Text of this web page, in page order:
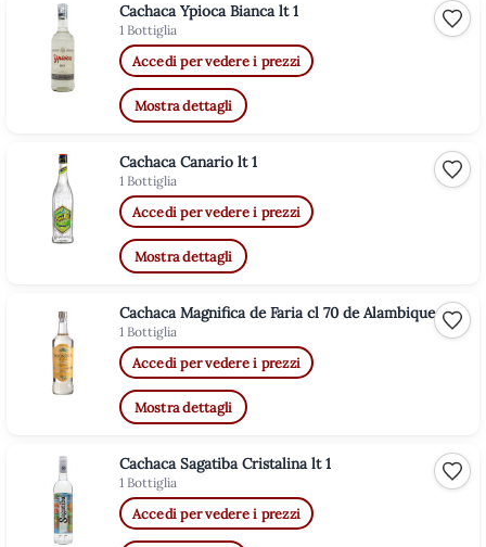
Cachaca Ypioca Bianca lt 1
1 Bottiglia
Accedi per vedere i prezzi
Mostra dettagli
Cachaca Canario lt 1
1 Bottiglia
Accedi per vedere i prezzi
Mostra dettagli
Cachaca Magnifica de Faria cl 70 de Alambique
1 Bottiglia
Accedi per vedere i prezzi
Mostra dettagli
Cachaca Sagatiba Cristalina lt 1
1 Bottiglia
Accedi per vedere i prezzi